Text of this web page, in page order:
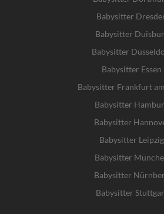
Babysitter
Babysitter
Babysitter
Babysitter Essen
Babysitter Frankfurt
Babysitter
Babysitter
Babysitter Leipzig
Babysitter
Babysitter
Babysitter